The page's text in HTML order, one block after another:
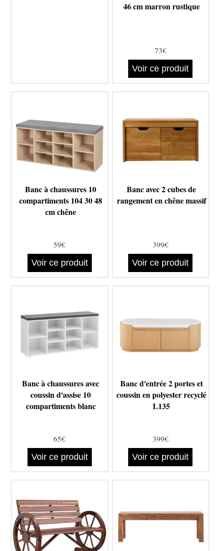
46 cm marron rustique
73€
Voir ce produit
Banc à chaussures 10
compartiments 104 30 48
cm chêne
59€
Voir ce produit
Banc avec 2 cubes de
rangement en chêne massif
399€
Voir ce produit
Banc à chaussures avec
coussin d'assise 10
compartiments blanc
65€
Voir ce produit
Banc d'entrée 2 portes et
coussin en polyester recyclé
L135
399€
Voir ce produit